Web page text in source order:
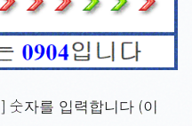
] 숫자를 입력합니다 (이